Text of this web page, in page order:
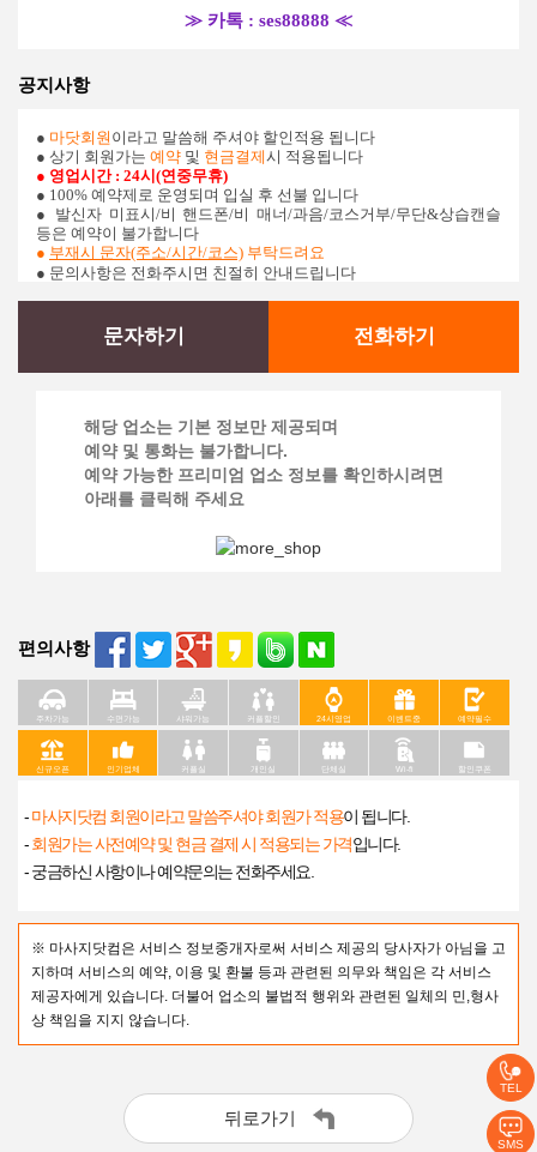
TEL
SMS
≫ 카톡 : ses88888 ≪
공지사항
● 마닷회원 이라고 말씀해 주셔야 할인적용 됩니다
● 상기 회원가는 예약 및 현금결제시 적용됩니다
● 영업시간 : 24시(연중무휴)
● 100% 예약제로 운영되며 입실 후 선불 입니다
● 발신자 미표시/비 핸드폰/비 매너/과음/코스거부/무단&상습캔슬
등은 예약이 불가합니다
● 부재시 문자(주소/시간/코스) 부탁드려요
● 문의사항은 전화주시면 친절히 안내드립니다
문자하기 전화하기
해당 업소는 기본 정보만 제공되며
예약 및 통화는 불가합니다.
예약 가능한 프리미엄 업소 정보를 확인하시려면
아래를 클릭해 주세요
편의사항
주차가능 수면가능 샤워가능 커플할인 24시영업 이벤트중 예약필수
신규오픈 인기업체 커플실 개인실 단체실 Wi-fi 할인쿠폰
-마사지닷컴 회원이라고 말씀주셔야 회원가 적용이 됩니다.
-회원가는 사전예약 및 현금 결제 시 적용되는 가격입니다.
- 궁금하신 사항이나 예약문의는 전화주세요.
※ 마사지닷컴은 서비스 정보중개자로써 서비스 제공의 당사자가 아님을 고
지하며 서비스의 예약, 이용 및 환불 등과 관련된 의무와 책임은 각 서비스
제공자에게 있습니다. 더불어 업소의 불법적 행위와 관련된 일체의 민,형사
상 책임을 지지 않습니다.
뒤로가기